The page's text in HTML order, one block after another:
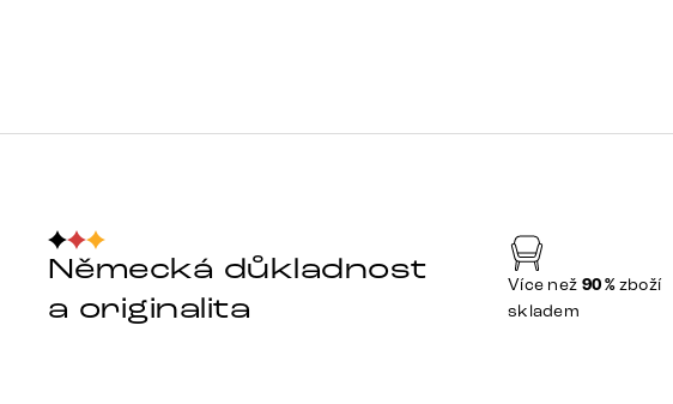
Německá důkladnost
a originalita
Více než 90 %zboží
skladem